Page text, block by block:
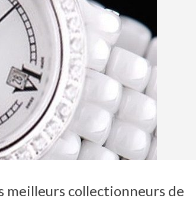
meilleurs collectionneurs de